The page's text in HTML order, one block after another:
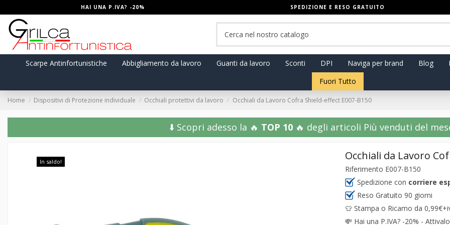
HAI UNA P.IVA? -20% SPEDIZIONE E RESO GRATUITO
Scarpe Antinfortunistiche Abbigliamento da lavoro Guanti da lavoro Sconti DPI Naviga per brand Blog
Fuori Tutto
Home Dispositivi di Protezione individuale Occhiali protettivi da lavoro Occhiali da Lavoro Cofra Shield-effect E007-B150
⬇️ Scopri adesso la 🔥 TOP 10🔥 degli articoli Più venduti del
In saldo! Occhiali da Lavoro
Riferimento E007-B150
Spedizione con corriere
Reso Gratuito 90 giorni
👕 Stampa o Ricamo da
💸 Hai una P.IVA? -20% -